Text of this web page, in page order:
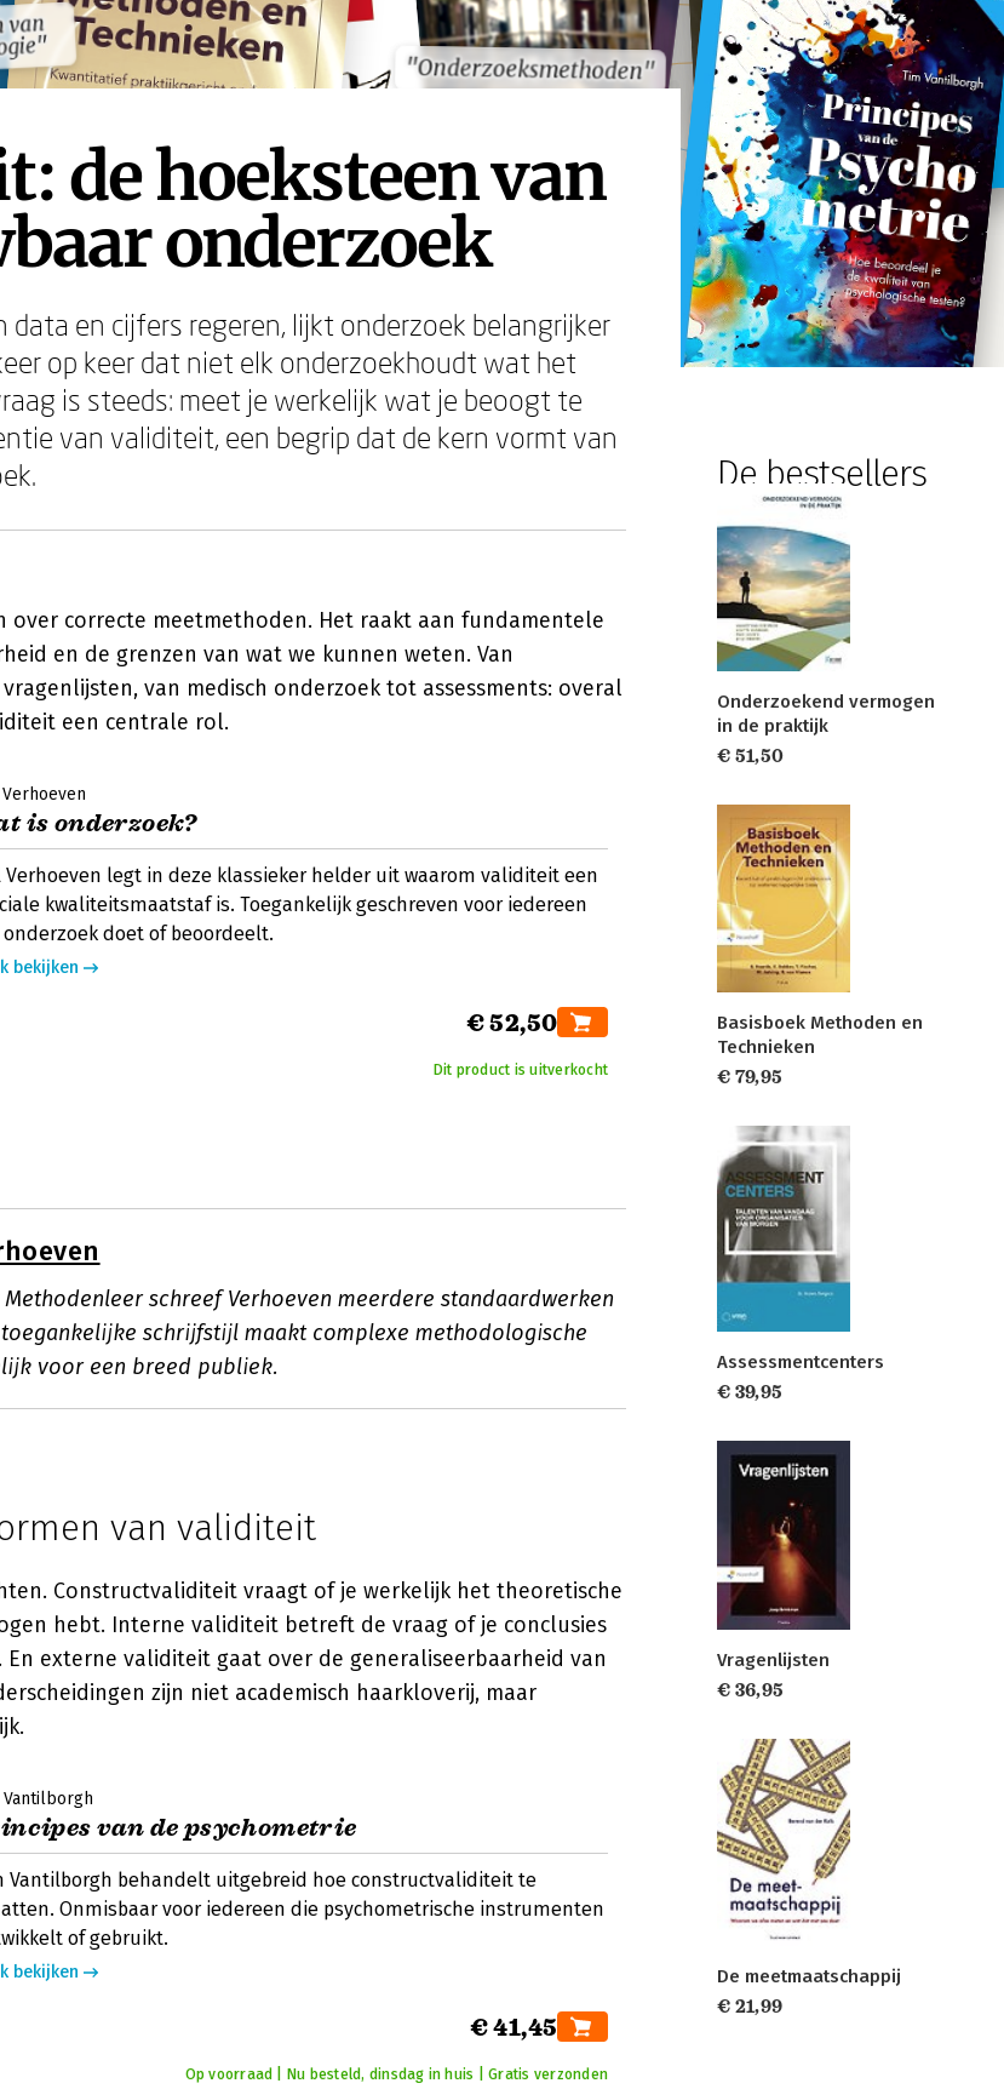
van
"Onderzoeksmethoden"
van
"Onderzoeksmethoden"
de hoeksteen van
onderzoek
data en cijfers regeren, lijkt onderzoek belangrijker
op keer dat niet elk onderzoekhoudt wat het
is steeds: meet je werkelijk wat je beoogt te
van validiteit, een begrip dat de kern vormt van
over correcte meetmethoden. Het raakt aan fundamentele
en de grenzen van wat we kunnen weten. Van
van medisch onderzoek tot assessments: overal
een centrale rol.
is onderzoek?
Verhoeven legt in deze klassieker helder uit waarom validiteit een
kwaliteitsmaatstaf is. Toegankelijk geschreven voor iedereen
doet of beoordeelt.
bekijken
€ 52,50
Dit product is uitverkocht
schreef Verhoeven meerdere standaardwerken
schrijfstijl maakt complexe methodologische
voor een breed publiek.
van validiteit
Constructvaliditeit vraagt of je werkelijk het theoretische
hebt. Interne validiteit betreft de vraag of je conclusies
En externe validiteit gaat over de generaliseerbaarheid van
zijn niet academisch haarkloverij, maar
Vantilborgh
van de psychometrie
Vantilborgh behandelt uitgebreid hoe constructvaliditeit te
Onmisbaar voor iedereen die psychometrische instrumenten
of gebruikt.
bekijken
€ 41,45
Op voorraad | Nu besteld, dinsdag in huis | Gratis verzonden
De bestsellers
Onderzoekend vermogen
in de praktijk
€ 51,50
Basisboek Methoden en
Technieken
€ 79,95
Assessmentcenters
€ 39,95
Vragenlijsten
€ 36,95
De meetmaatschappij
€ 21,99